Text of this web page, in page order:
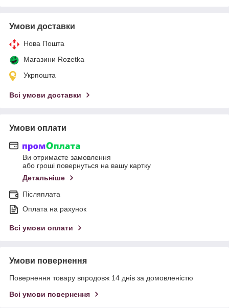
Умови доставки
Нова Пошта
Магазини Rozetka
Укрпошта
Всі умови доставки
Умови оплати
Ви отримаєте замовлення
або гроші повернуться на вашу картку
Детальніше
Післяплата
Оплата на рахунок
Всі умови оплати
Умови повернення
Повернення товару впродовж 14 днів за домовленістю
Всі умови повернення